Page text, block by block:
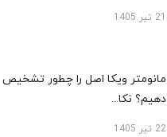
21 تیر 1405
مانومتر ویکا اصل را چطور تشخیص
دهیم؟ نکا...
22 تیر 1405